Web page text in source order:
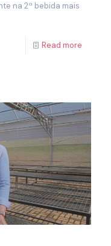
na 2ª bebida mais
Read more